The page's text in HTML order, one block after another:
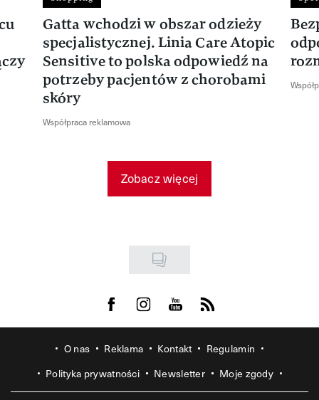
Gatta wchodzi w obszar odzieży
specjalistycznej. Linia Care Atopic
Sensitive to polska odpowiedź na
potrzeby pacjentów z chorobami
skóry
Współpraca reklamowa
Zobacz więcej
Visit us on Facebook
Visit us on Instagram
Visit us on Youtube
Visit us on Rss
O nas Reklama Kontakt
Regulamin
Polityka prywatności
Newsletter Moje zgody